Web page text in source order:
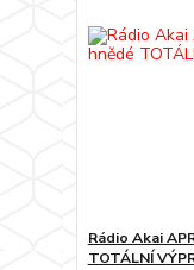
Rádio Akai
TOTÁLNÍ